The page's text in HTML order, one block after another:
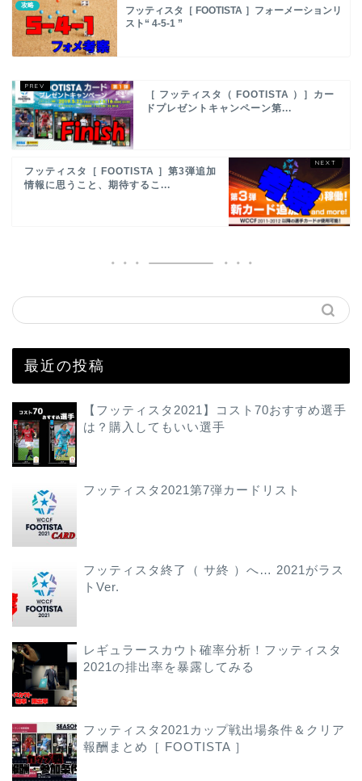
攻略
フッティスタ［ FOOTISTA ］フォーメーションリ
スト“ 4-5-1 ”
［ フッティスタ（ FOOTISTA ）］カー
ドプレゼントキャンペーン第...
フッティスタ［ FOOTISTA ］第3弾追加
情報に思うこと、期待するこ...
最近の投稿
【フッティスタ2021】コスト70おすすめ選手
は？購入してもいい選手
フッティスタ2021第7弾カードリスト
フッティスタ終了（ サ終 ）へ… 2021がラス
トVer.
レギュラースカウト確率分析！フッティスタ
2021の排出率を暴露してみる
フッティスタ2021カップ戦出場条件＆クリア
報酬まとめ［ FOOTISTA ］